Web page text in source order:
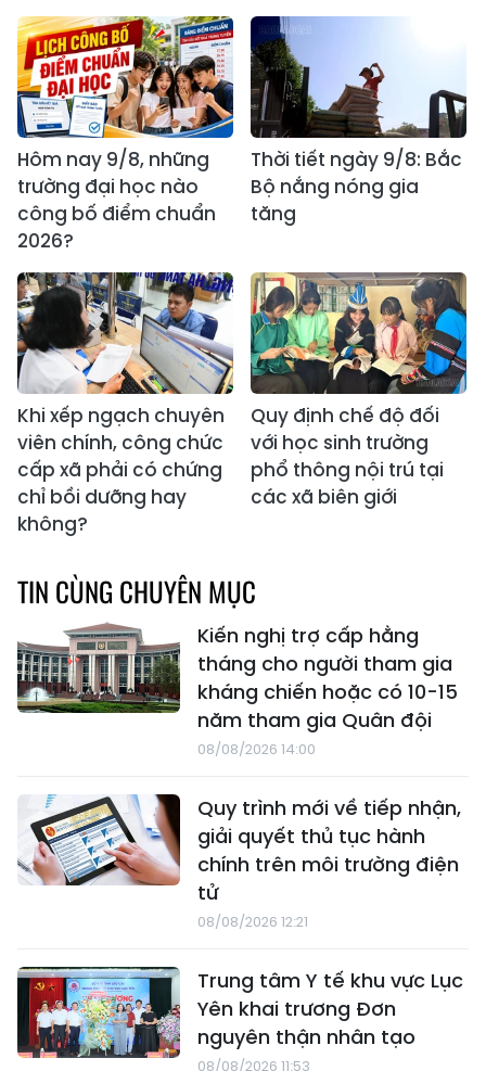
Hôm nay 9/8, những
trường đại học nào
công bố điểm chuẩn
2026?
Thời tiết ngày 9/8: Bắc
Bộ nắng nóng gia
tăng
Khi xếp ngạch chuyên
viên chính, công chức
cấp xã phải có chứng
chỉ bồi dưỡng hay
không?
Quy định chế độ đối
với học sinh trường
phổ thông nội trú tại
các xã biên giới
TIN CÙNG CHUYÊN MỤC
Kiến nghị trợ cấp hằng
tháng cho người tham gia
kháng chiến hoặc có 10-15
năm tham gia Quân đội
08/08/2026 14:00
Quy trình mới về tiếp nhận,
giải quyết thủ tục hành
chính trên môi trường điện
tử
08/08/2026 12:21
Trung tâm Y tế khu vực Lục
Yên khai trương Đơn
nguyên thận nhân tạo
08/08/2026 11:53